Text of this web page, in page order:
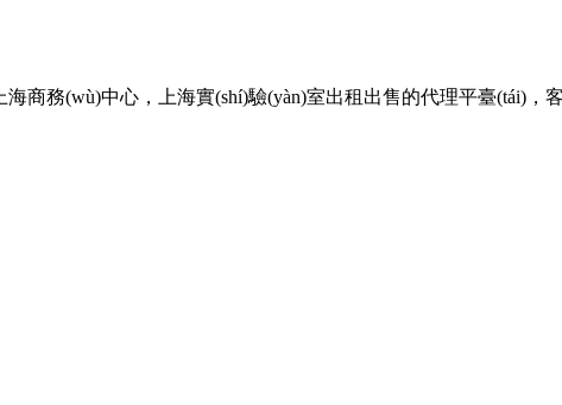
(wù)中心，上海實(shí)驗(yàn)室出租出售的代理平臺(tái)